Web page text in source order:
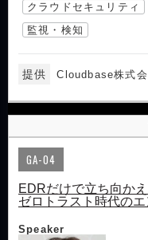
クラウドセキュリティ
監視・検知
提供 Cloudbase株式会
GA-04
EDRだけで立ち向か
ゼロトラスト時代の
Speaker